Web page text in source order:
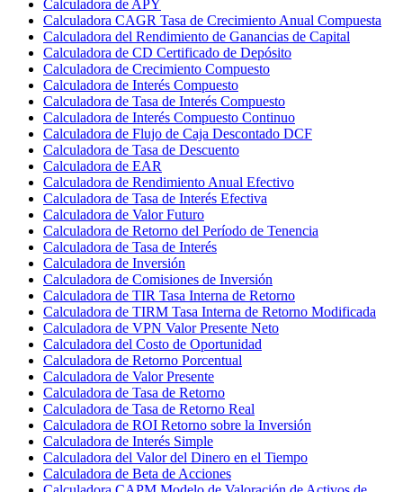
Calculadora de APY
Calculadora CAGR Tasa de Crecimiento Anual Compuesta
Calculadora del Rendimiento de Ganancias de Capital
Calculadora de CD Certificado de Depósito
Calculadora de Crecimiento Compuesto
Calculadora de Interés Compuesto
Calculadora de Tasa de Interés Compuesto
Calculadora de Interés Compuesto Continuo
Calculadora de Flujo de Caja Descontado DCF
Calculadora de Tasa de Descuento
Calculadora de EAR
Calculadora de Rendimiento Anual Efectivo
Calculadora de Tasa de Interés Efectiva
Calculadora de Valor Futuro
Calculadora de Retorno del Período de Tenencia
Calculadora de Tasa de Interés
Calculadora de Inversión
Calculadora de Comisiones de Inversión
Calculadora de TIR Tasa Interna de Retorno
Calculadora de TIRM Tasa Interna de Retorno Modificada
Calculadora de VPN Valor Presente Neto
Calculadora del Costo de Oportunidad
Calculadora de Retorno Porcentual
Calculadora de Valor Presente
Calculadora de Tasa de Retorno
Calculadora de Tasa de Retorno Real
Calculadora de ROI Retorno sobre la Inversión
Calculadora de Interés Simple
Calculadora del Valor del Dinero en el Tiempo
Calculadora de Beta de Acciones